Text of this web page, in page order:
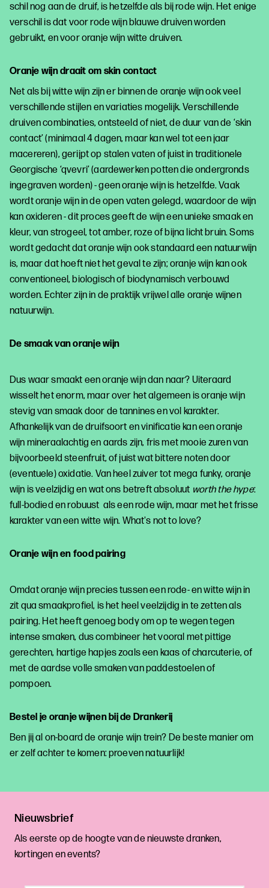
schil nog aan de druif, is hetzelfde als bij rode wijn. Het enige
verschil is dat voor rode wijn blauwe druiven worden
gebruikt, en voor oranje wijn witte druiven.
Oranje wijn draait om skin contact
Net als bij witte wijn zijn er binnen de oranje wijn ook veel
verschillende stijlen en variaties mogelijk. Verschillende
druiven combinaties, ontsteeld of niet, de duur van de ‘skin
contact’ (minimaal 4 dagen, maar kan wel tot een jaar
macereren), gerijpt op stalen vaten of juist in traditionele
Georgische ‘qvevri’ (aardewerken potten die ondergronds
ingegraven worden) - geen oranje wijn is hetzelfde. Vaak
wordt oranje wijn in de open vaten gelegd, waardoor de wijn
kan oxideren - dit proces geeft de wijn een unieke smaak en
kleur, van strogeel, tot amber, roze of bijna licht bruin. Soms
wordt gedacht dat oranje wijn ook standaard een natuurwijn
is, maar dat hoeft niet het geval te zijn; oranje wijn kan ook
conventioneel, biologisch of biodynamisch verbouwd
worden. Echter zijn in de praktijk vrijwel alle oranje wijnen
natuurwijn.
De smaak van oranje wijn
Dus waar smaakt een oranje wijn dan naar? Uiteraard
wisselt het enorm, maar over het algemeen is oranje wijn
stevig van smaak door de tannines en vol karakter.
Afhankelijk van de druifsoort en vinificatie kan een oranje
wijn mineraalachtig en aards zijn, fris met mooie zuren van
bijvoorbeeld steenfruit, of juist wat bittere noten door
(eventuele) oxidatie. Van heel zuiver tot mega funky, oranje
wijn is veelzijdig en wat ons betreft absoluut worth the hype:
full-bodied en robuust als een rode wijn, maar met het frisse
karakter van een witte wijn. What's not to love?
Oranje wijn en food pairing
Omdat oranje wijn precies tussen een rode- en witte wijn in
zit qua smaakprofiel, is het heel veelzijdig in te zetten als
pairing. Het heeft genoeg body om op te wegen tegen
intense smaken, dus combineer het vooral met pittige
gerechten, hartige hapjes zoals een kaas of charcuterie, of
met de aardse volle smaken van paddestoelen of
pompoen.
Bestel je oranje wijnen bij de Drankerij
Ben jij al on-board de oranje wijn trein? De beste manier om
er zelf achter te komen: proeven natuurlijk!
Nieuwsbrief
Als eerste op de hoogte van de nieuwste dranken,
kortingen en events?